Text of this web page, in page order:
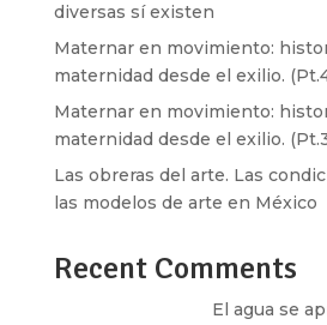
diversas sí existen
Maternar en movimiento:
maternidad desde el exilio.
Maternar en movimiento:
maternidad desde el exilio.
Las obreras del arte. Las
las modelos de arte en México
Recent Comments
El agua se